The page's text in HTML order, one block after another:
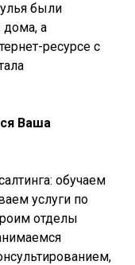
были
дома, а
ресурсе с
Ваша
обучаем
услуги по
отделы